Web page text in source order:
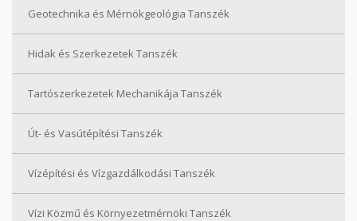
Geotechnika és Mérnökgeológia Tanszék
Hidak és Szerkezetek Tanszék
Tartószerkezetek Mechanikája Tanszék
Út- és Vasútépítési Tanszék
Vízépítési és Vízgazdálkodási Tanszék
Vízi Közmű és Környezetmérnöki Tanszék